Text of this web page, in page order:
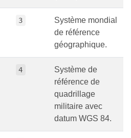
3
Système mondial
de référence
géographique.
4
Système de
référence de
quadrillage
militaire avec
datum WGS 84.